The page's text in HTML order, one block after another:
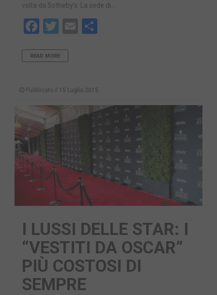
volta da Sotheby’s. La sede di…
Facebook
Twitter
Email
READ MORE
Pubblicato il 15 Luglio 2015
I LUSSI DELLE STAR: I
“VESTITI DA OSCAR”
PIÙ COSTOSI DI
SEMPRE